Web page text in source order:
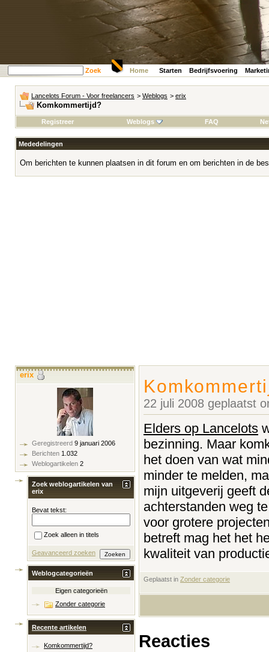
Zoek Home Starten Bedrijfsvoering
Lancelots Forum - Voor freelancers > Weblogs > erix
Komkommertijd?
Registreer Weblogs FAQ
Mededelingen
Om berichten te kunnen plaatsen in dit forum en om berichten in de
22 juli 2008 geplaatst
Elders op Lancelots
bezinning. Maar
het doen van wat
minder te melden,
mijn uitgeverij geeft
achterstanden weg
voor grotere
betreft mag het het
kwaliteit van
Geplaatst in Zonder categorie
Reacties
erix
Geregistreerd 9 januari 2006
Berichten 1.032
Weblogartikelen 2
Zoek weblogartikelen van
erix
Bevat tekst:
Zoek alleen in titels
Geavanceerd zoeken
Weblogcategorieën
Eigen categorieën
Zonder categorie
Recente artikelen
Komkommertijd?